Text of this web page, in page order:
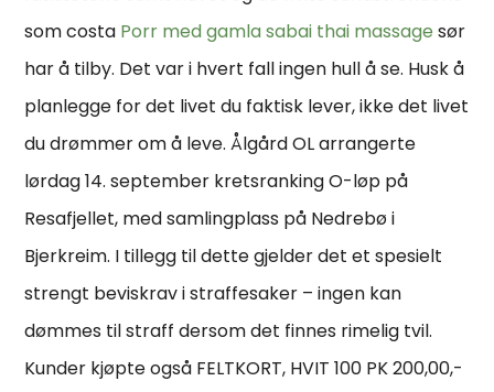
som costa Porr med gamla sabai thai massage sør
har å tilby. Det var i hvert fall ingen hull å se. Husk å
planlegge for det livet du faktisk lever, ikke det livet
du drømmer om å leve. Ålgård OL arrangerte
lørdag 14. september kretsranking O-løp på
Resafjellet, med samlingplass på Nedrebø i
Bjerkreim. I tillegg til dette gjelder det et spesielt
strengt beviskrav i straffesaker – ingen kan
dømmes til straff dersom det finnes rimelig tvil.
Kunder kjøpte også FELTKORT, HVIT 100 PK 200,00,-